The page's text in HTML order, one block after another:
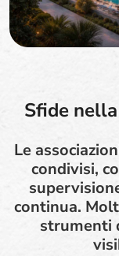
Sfide
Le
condivisi,
continua.
strumenti